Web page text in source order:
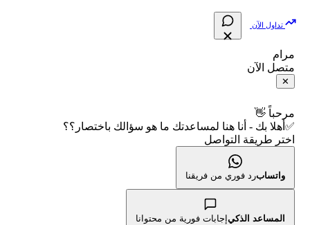
فلتر الأسهم الشرعي
📋 جميع الأسهم
🕌 الأسهم الحلال
👨‍🏫 العلماء والهيئات الشرعية
📈 حاسبة عائد التداول
📊 حاسبة الربح التراكمي
🧮 حاسبة متوسط سعر السهم
📅 التقويم الاقتصادي
🕐 أوقات عمل السوق
📅 المؤشرات الاقتصادية
سياسة تقييم الشركات
الإبلاغ عن شركة نصابة
شروط الاستخدام
سياسة الخصوصية
تداول الآن
مرام
متصل الآن
✕
مرحباً 👋
✅أهلا بك - أنا هنا لمساعدتك ما هو سؤالك باختصار؟؟
اختر طريقة التواصل
واتسابرد فوري من فريقنا
المساعد الذكي إجابات فورية من محتوانا